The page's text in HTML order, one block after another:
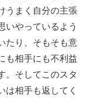
うまく自分の主張
いやっているよう
たり、そもそも意
も相手にも不利益
。そしてこのスタ
は相手も返してく